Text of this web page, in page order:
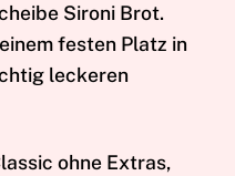
Sironi Brot.
festen Platz in
leckeren
ohne Extras,